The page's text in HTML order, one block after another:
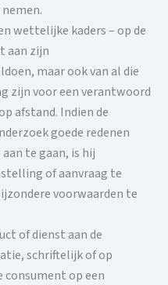
wettelijke kaders – op de
aan zijn
maar ook van al die
zijn voor een verantwoord
afstand. Indien de
goede redenen
te gaan, is hij
of aanvraag te
voorwaarden te
of dienst aan de
schriftelijk of op
consument op een